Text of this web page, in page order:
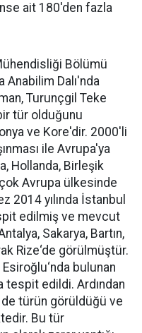
ait 180'den fazla
Bölümü
Dalı'nda
Turunçgil Teke
tür olduğunu
ve Kore'dir. 2000'li
ile Avrupa'ya
Hollanda, Birleşik
Avrupa ülkesinde
2014 yılında İstanbul
edilmiş ve mevcut
Sakarya, Bartın,
Rize‘de görülmüştür.
bulunan
tespit edildi. Ardından
türün görüldüğü ve
Bu tür